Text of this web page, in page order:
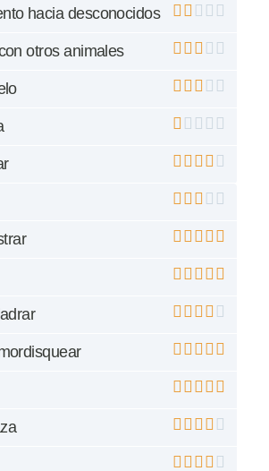
hacia desconocidos
otros animales